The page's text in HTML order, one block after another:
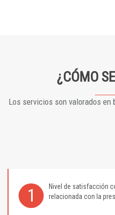
¿CÓMO
Los servicios son valorados
1 Nivel de satisfacción
relacionada con la